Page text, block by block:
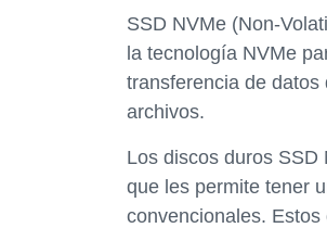
SSD NVMe (Non-
la tecnología NVMe
transferencia de
archivos.
Los discos duros
que les permite tener
convencionales.